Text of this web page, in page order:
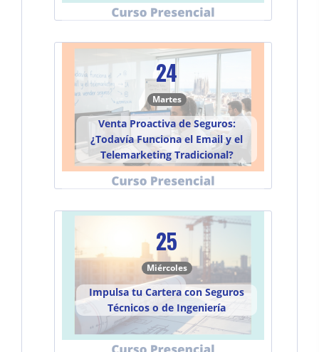
24
Martes
Venta Proactiva de Seguros:
¿Todavía Funciona el Email y el
Telemarketing Tradicional?
25
Miércoles
Impulsa tu Cartera con Seguros
Técnicos o de Ingeniería